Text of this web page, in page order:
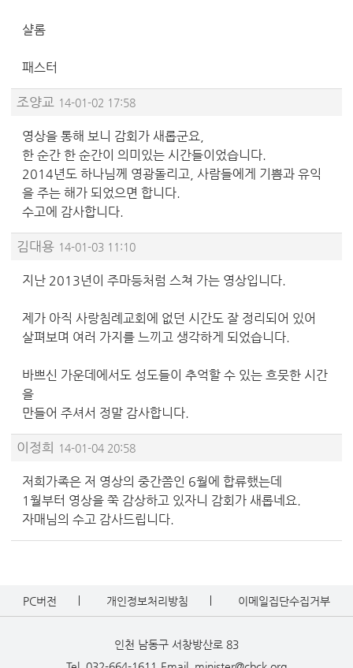
샬롬
패스터
조양교 14-01-02 17:58
영상을 통해 보니 감회가 새롭군요,
한 순간 한 순간이 의미있는 시간들이었습니다.
2014년도 하나님께 영광돌리고, 사람들에게 기쁨과 유익
을 주는 해가 되었으면 합니다.
수고에 감사합니다.
김대용 14-01-03 11:10
지난 2013년이 주마등처럼 스쳐 가는 영상입니다.
제가 아직 사랑침례교회에 없던 시간도 잘 정리되어 있어
살펴보며 여러 가지를 느끼고 생각하게 되었습니다.
바쁘신 가운데에서도 성도들이 추억할 수 있는 흐뭇한 시간
을
만들어 주셔서 정말 감사합니다.
이정희 14-01-04 20:58
저희가족은 저 영상의 중간쯤인 6월에 합류했는데
1월부터 영상을 쭉 감상하고 있자니 감회가 새롭네요.
자매님의 수고 감사드립니다.
PC버전 개인정보처리방침 이메일집단수집거부
인천 남동구 서창방산로 83